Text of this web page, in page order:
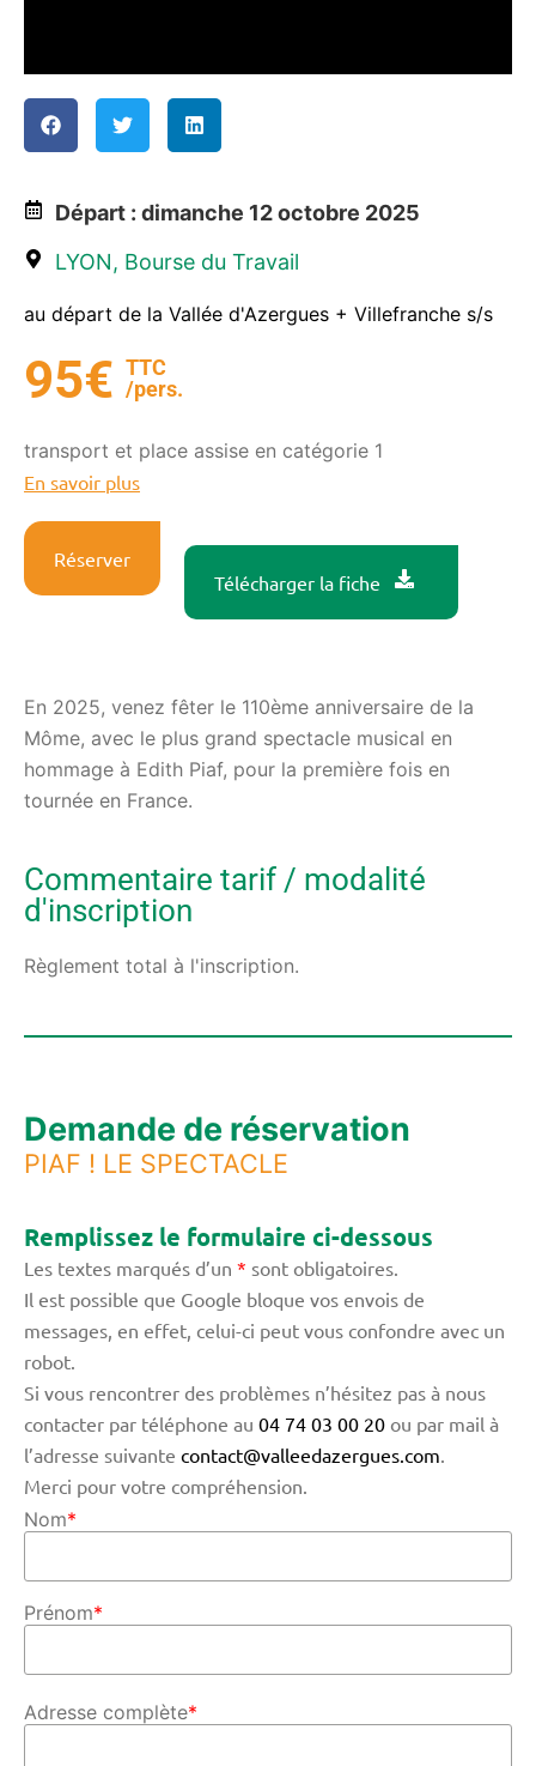
Départ : dimanche 12 octobre 2025
LYON, Bourse du Travail
au départ de la Vallée d'Azergues + Villefranche s/s
95€ TTC
/pers.
transport et place assise en catégorie 1
En savoir plus
Réserver
Télécharger la fiche
En 2025, venez fêter le 110ème anniversaire de la
Môme, avec le plus grand spectacle musical en
hommage à Edith Piaf, pour la première fois en
tournée en France.
Commentaire tarif / modalité
d'inscription
Règlement total à l'inscription.
Demande de réservation
PIAF ! LE SPECTACLE
Remplissez le formulaire ci-dessous
Les textes marqués d’un * sont obligatoires.
Il est possible que Google bloque vos envois de
messages, en effet, celui-ci peut vous confondre avec un
robot.
Si vous rencontrer des problèmes n’hésitez pas à nous
contacter par téléphone au 04 74 03 00 20 ou par mail à
l’adresse suivante contact@valleedazergues.com.
Merci pour votre compréhension.
Nom*
Prénom*
Adresse complète*